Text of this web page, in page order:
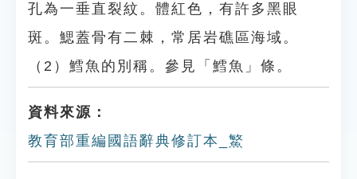
孔為一垂直裂紋。體紅色，有許多黑眼
斑。鰓蓋骨有二棘，常居岩礁區海域。
（2）鱈魚的別稱。參見「鱈魚」條。
資料來源：
教育部重編國語辭典修訂本_鰵